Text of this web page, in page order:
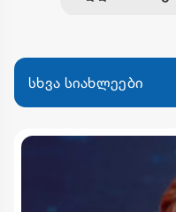
სხვა სიახლეები